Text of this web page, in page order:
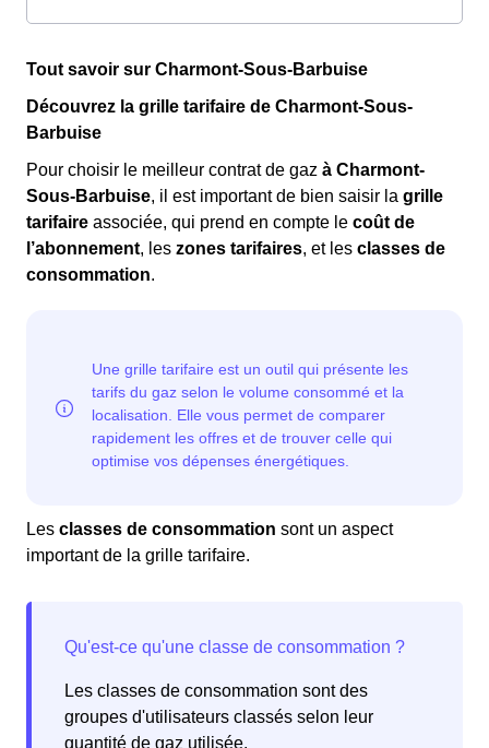
Tout savoir sur Charmont-Sous-Barbuise
Découvrez la grille tarifaire de Charmont-Sous-
Barbuise
Pour choisir le meilleur contrat de gaz à Charmont-
Sous-Barbuise, il est important de bien saisir la grille
tarifaire associée, qui prend en compte le coût de
l’abonnement, les zones tarifaires, et les classes de
consommation.
Les classes de consommation sont un aspect
important de la grille tarifaire.
Les classes de consommation sont des
groupes d'utilisateurs classés selon leur
quantité de gaz utilisée.